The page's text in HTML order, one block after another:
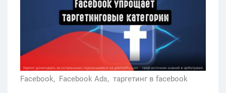
Facebook, Facebook Ads, таргетинг в facebook